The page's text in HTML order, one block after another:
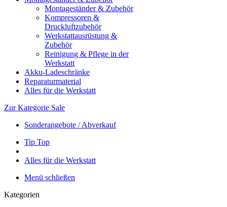
Montageständer & Zubehör
Kompressoren &
Druckluftzubehör
Werkstattausrüstung &
Zubehör
Reinigung & Pflege in der
Werkstatt
Akku-Ladeschränke
Reparaturmaterial
Alles für die Werkstatt
Zur Kategorie Sale
Sonderangebote / Abverkauf
Tip Top
Alles für die Werkstatt
Menü schließen
Kategorien